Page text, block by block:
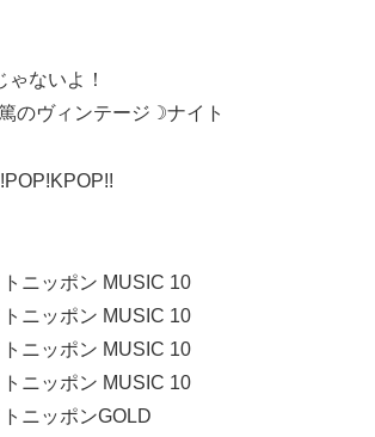
ゃないよ！
のヴィンテージ☽ナイト
ニッポン MUSIC 10
ニッポン MUSIC 10
ニッポン MUSIC 10
ニッポン MUSIC 10
ニッポンGOLD